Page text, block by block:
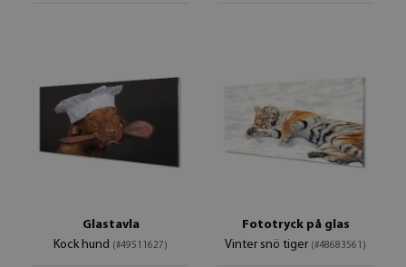
Glastavla
Kock hund (#49511627)
Fototryck på glas
Vinter snö tiger (#48683561)